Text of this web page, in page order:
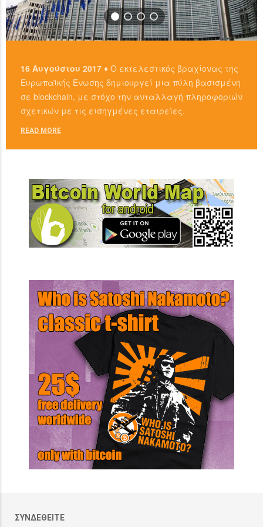
16 Αυγούστου 2017 ♦ Ο εκτελεστικός βραχίονας της
Ευρωπαϊκής Ένωσης δημιουργεί μια πύλη βασισμένη
σε blockchain, με στόχο την ανταλλαγή πληροφοριών
σχετικών με τις εισηγμένες εταιρείες.
READ MORE
ΣΥΝΔΕΘΕΙΤΕ